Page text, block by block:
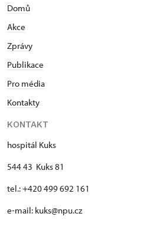
Domů
Akce
Zprávy
Publikace
Pro média
Kontakty
KONTAKT
hospitál Kuks
544 43 Kuks 81
tel.: +420 499 692 161
e-mail: kuks@npu.cz